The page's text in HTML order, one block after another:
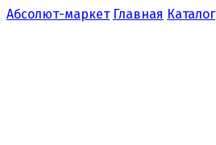
Абсолют-маркет Главная Каталог